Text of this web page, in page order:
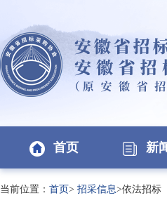
首页 新
当前位置： 首页> 招采信息>依法招标